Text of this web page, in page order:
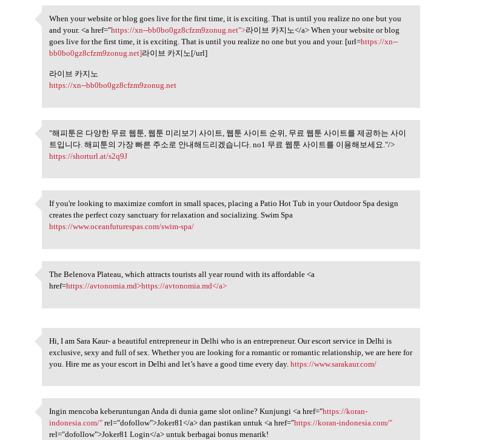
When your website or blog
When your website or blog goes live for the first time, it is exciting. That is until you realize no one but you
and your. <a href="https://xn--bb0bo0gz8cfzm9zonug.net">라이브 카지노</a> When your website or blog
goes live for the first time, it is exciting. That is until you realize no one but you and your. [url=https://xn--
bb0bo0gz8cfzm9zonug.net]라이브 카지노[/url]
라이브 카지노
https://xn--bb0bo0gz8cfzm9zonug.net
"해피툰은 다양한 무료 웹툰, 웹툰 미리보기 사이트,
"해피툰은 다양한 무료 웹툰, 웹툰 미리보기 사이트, 웹툰 사이트 순위, 무료 웹툰 사이트를 제공하는 사이
트입니다. 해피툰의 가장 빠른 주소로 안내해드리겠습니다. no1 무료 웹툰 사이트를 이용해보세요."/>
https://shorturl.at/s2q9J
If you're looking to maximize
If you're looking to maximize comfort in small spaces, placing a Patio Hot Tub in your Outdoor Spa design
creates the perfect cozy sanctuary for relaxation and socializing. Swim Spa
https://www.oceanfuturespas.com/swim-spa/
The Belenova Plateau, which
The Belenova Plateau, which attracts tourists all year round with its affordable <a
href=https://avtonomia.md>https://avtonomia.md</a>
Hi, I am Sara Kaur- a
Hi, I am Sara Kaur- a beautiful entrepreneur in Delhi who is an entrepreneur. Our escort service in Delhi is
exclusive, sexy and full of sex. Whether you are looking for a romantic or romantic relationship, we are here for
you. Hire me as your escort in Delhi and let’s have a good time every day.https://www.sarakaur.com/
Ingin mencoba keberuntungan
Ingin mencoba keberuntungan Anda di dunia game slot online? Kunjungi <a href="https://koran-
indonesia.com/" rel="dofollow">Joker81</a> dan pastikan untuk <a href="https://koran-indonesia.com/"
rel="dofollow">Joker81 Login</a> untuk berbagai bonus menarik!